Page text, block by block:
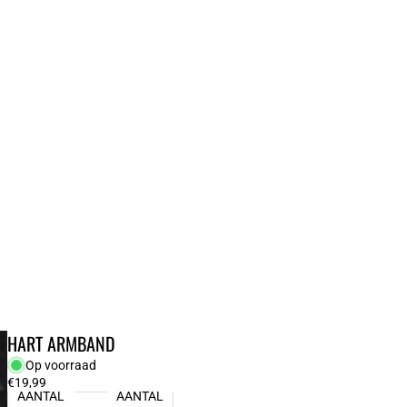
HART ARMBAND
Op voorraad
€19,99
AANTAL
AANTAL